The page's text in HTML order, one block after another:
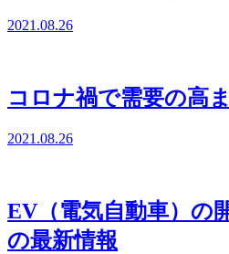
2021.08.26
コロナ禍で需要の高
2021.08.26
EV（電気自動車）の
の最新情報